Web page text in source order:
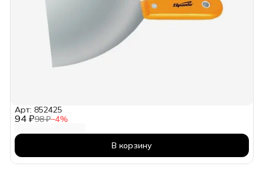
94 ₽98 ₽−4%
Арт: 852425
В корзину